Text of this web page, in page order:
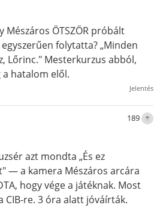
Mészáros ÖTSZÖR próbált
folytatta? „Minden
Lőrinc." Mesterkurzus abból,
hatalom elől.
Jelentés
189
azt mondta „És ez
— a kamera Mészáros arcára
hogy vége a játéknak. Most
CIB-re. 3 óra alatt jóváírták.